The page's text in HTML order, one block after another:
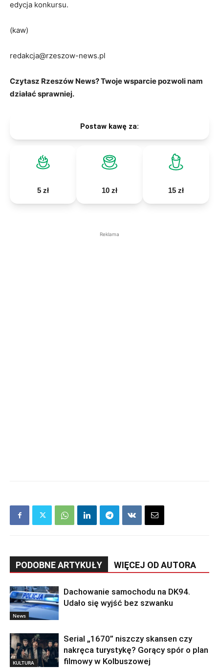
edycja konkursu.
(kaw)
redakcja@rzeszow-news.pl
Czytasz Rzeszów News? Twoje wsparcie pozwoli nam
działać sprawniej.
Postaw kawę za:
5 zł 10 zł 15 zł
Reklama
PODOBNE ARTYKUŁY WIĘCEJ OD AUTORA
News
Dachowanie samochodu na DK94.
Udało się wyjść bez szwanku
KULTURA
Serial „1670” niszczy skansen czy
nakręca turystykę? Gorący spór o plan
filmowy w Kolbuszowej